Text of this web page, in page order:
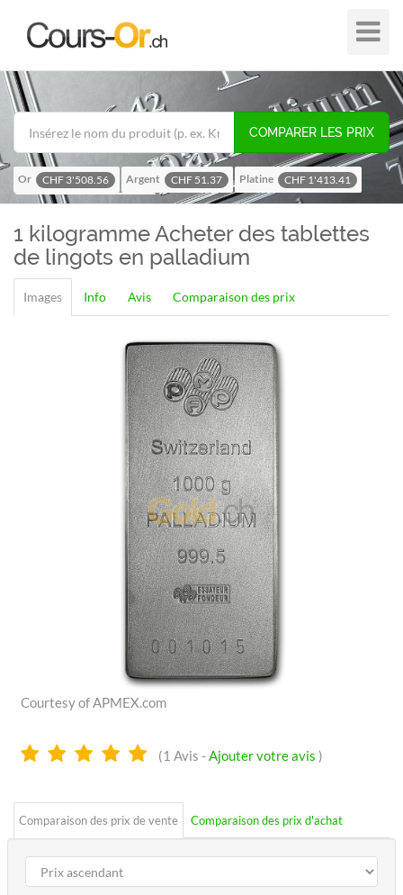
Plier
/
hors
de
COMPARER LES PRIX
Or CHF 3'508.56 Argent CHF 51.37 Platine
CHF 1'413.41
Palladium
CHF 1'116.58
1 kilogrammeAcheter des tablettes
de lingots en palladium
Images Info Avis Comparaison des prix
Courtesy of APMEX.com
5.0
(1 Avis -Ajouter votre avis )
Comparaison des prix de vente Comparaison des prix d'achat